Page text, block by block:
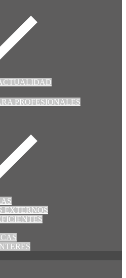
PROFESIONALES
EXTERNOS